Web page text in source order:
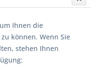
Ihnen die
können. Wenn Sie
stehen Ihnen